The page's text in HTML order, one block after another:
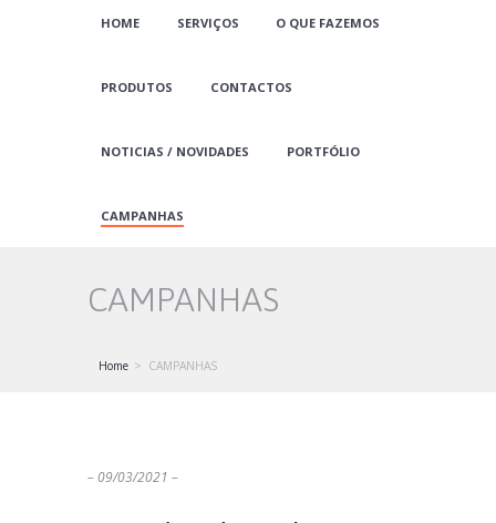
HOME SERVIÇOS O QUE FAZEMOS
PRODUTOS CONTACTOS
NOTICIAS / NOVIDADES PORTFÓLIO
CAMPANHAS
CAMPANHAS
Home CAMPANHAS
– 09/03/2021 –